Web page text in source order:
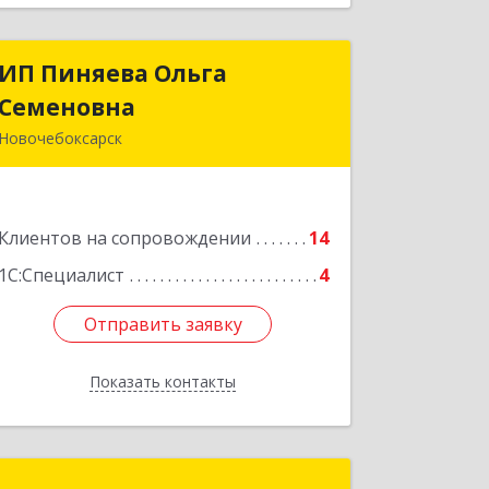
ИП Пиняева Ольга
Семеновна
Новочебоксарск
Клиентов на сопровождении
14
1С:Специалист
4
Отправить заявку
Показать контакты
ИП Пиняева Ольга
кв.141
Отправить заявку
Назад